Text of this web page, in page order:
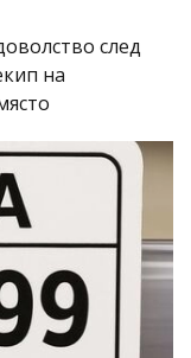
след
на